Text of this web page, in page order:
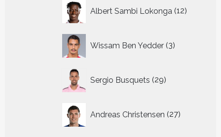
Albert Sambi Lokonga 12
Wissam Ben Yedder 3
producten
Sergio Busquets 29
producten
Andreas Christensen 27
producten